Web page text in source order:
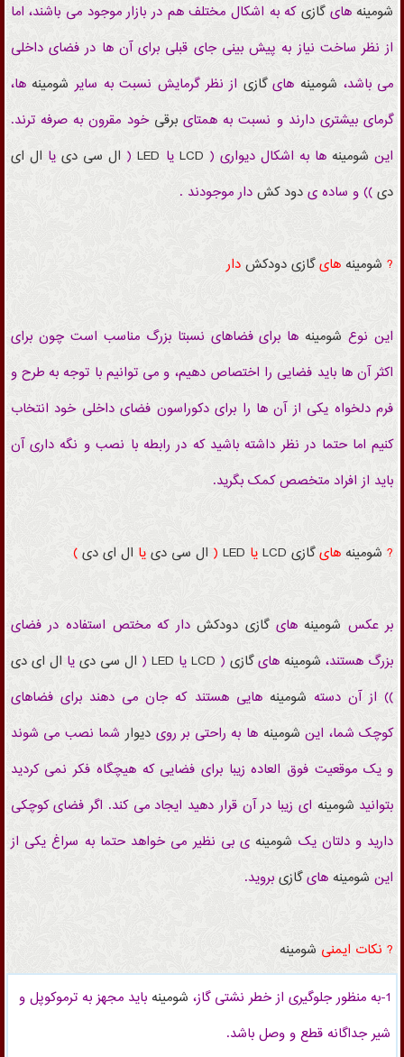
شومینههایگازی که به اشکال مختلف هم در بازار موجود می باشند، اما
از نظر ساخت نیاز به پیش بینی جای قبلی برای آن ها در فضای داخلی
می باشد، شومینههایگازی از نظر گرمایش نسبت به سایر شومینهها،
گرمای بیشتری دارند و نسبت به همتایبرقی خود مقرون به صرفه ترند.
این شومینه ها به اشکال دیواری ( LCD یا LED
( ال سی دییا ال ای
دی)) و ساده ی دود کشدار موجودند .
? شومینههایگازی دودکشدار
این نوع شومینه ها برای فضاهای نسبتا بزرگ مناسب است چون برای
اکثر آن ها باید فضایی را اختصاص دهیم، و می توانیم با توجه به طرح و
فرم دلخواه یکی از آن ها را برای دکوراسون فضای داخلی خود انتخاب
کنیم اما حتما در نظر داشته باشید که در رابطه با نصب و نگه داری آن
باید از افراد متخصص کمک بگرید.
? شومینههایگازی LCDیا LED
( ال سی دییا ال ای دی)
بر عکس شومینههایگازی دودکشدار که مختص استفاده در فضای
بزرگ هستند، شومینه هایگازی(
LCDیا LED
( ال سی دی یا ال ای دی
)) از آن دسته شومینه هایی هستند که جان می دهند برای فضاهای
کوچک شما، این شومینه ها به راحتی بر روی دیوارشما نصب می شوند
و یک موقعیت فوق العاده زیبا برای فضایی که هیچگاه فکر نمی کردید
بتوانید شومینه ای زیبا در آن قرار دهید ایجاد می کند. اگر فضای کوچکی
دارید و دلتان یک شومینهی بی نظیر می خواهد حتما به سراغ یکی از
این شومینههایگازیبروید.
? نکات ایمنی شومینه
1-به منظور جلوگیری از خطر نشتی گاز، شومینه باید مجهز به ترموکوپل و
شیر جداگانهقطع و وصل باشد.